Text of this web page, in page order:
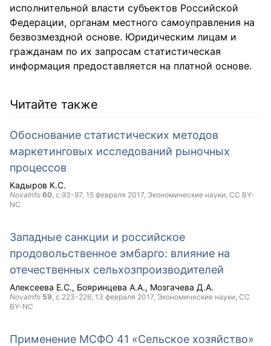
исполнительной власти субъектов Российской
Федерации, органам местного самоуправления на
безвозмездной основе. Юридическим лицам и
гражданам по их запросам статистическая
информация предоставляется на платной основе.
Читайте также
Обоснование статистических методов
маркетинговых исследований рыночных
процессов
Кадыров К.С.
NovaInfo 60, с.93-97, 15 февраля 2017, Экономические науки, CC BY-
NC
Западные санкции и российское
продовольственное эмбарго: влияние на
отечественных сельхозпроизводителей
Алексеева Е.С. Бояринцева А.А. Мозгачева Д.А.
NovaInfo 59, с.223-226, 13 февраля 2017, Экономические науки, CC
BY-NC
Применение МСФО 41 «Сельское хозяйство»